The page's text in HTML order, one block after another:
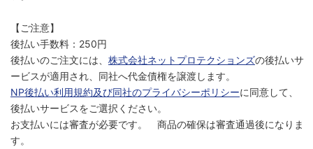
【ご注意】
後払い手数料：250円
後払いのご注文には、 株式会社ネットプロテクションズの後払いサ
ービスが適用され、同社へ代金債権を譲渡します。
NP後払い利用規約及び同社のプライバシーポリシーに同意して、
後払いサービスをご選択ください。
お支払いには審査が必要です。 商品の確保は審査通過後になりま
す。